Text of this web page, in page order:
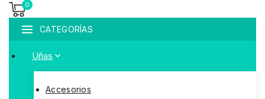
0
CATEGORÍAS
Uñas
Accesorios